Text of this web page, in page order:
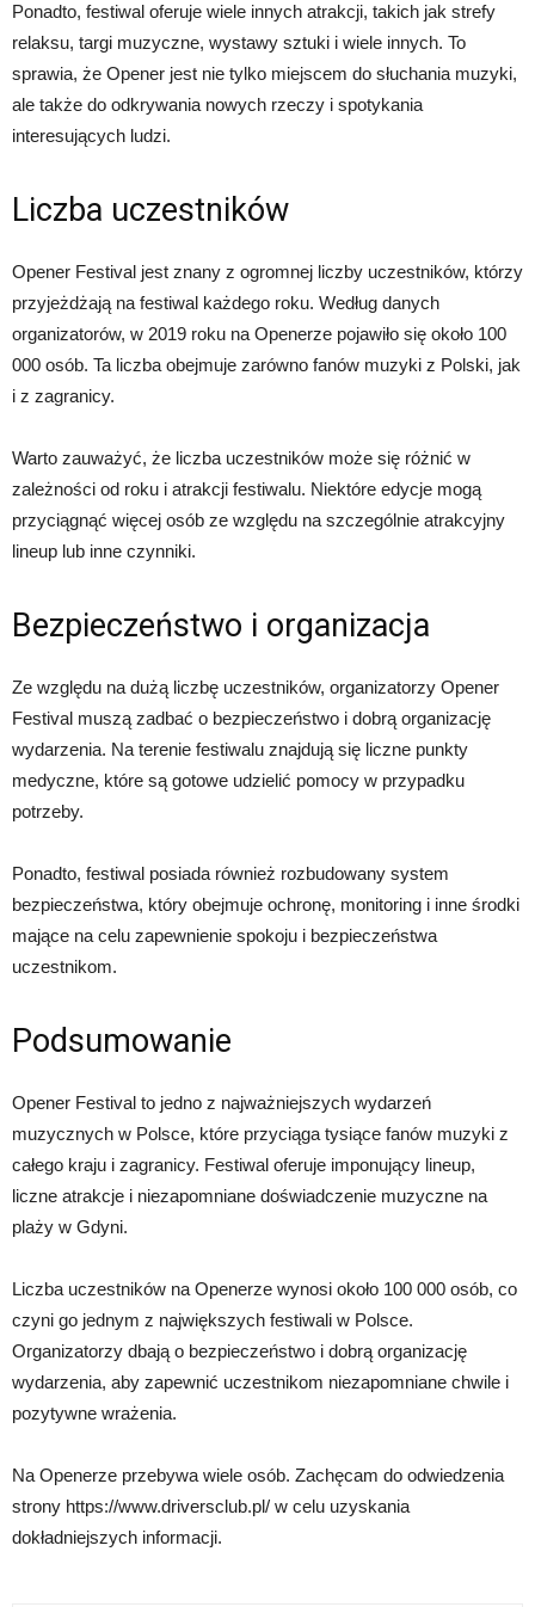
Ponadto, festiwal oferuje wiele innych atrakcji, takich jak strefy
relaksu, targi muzyczne, wystawy sztuki i wiele innych. To
sprawia, że Opener jest nie tylko miejscem do słuchania muzyki,
ale także do odkrywania nowych rzeczy i spotykania
interesujących ludzi.
Liczba uczestników
Opener Festival jest znany z ogromnej liczby uczestników, którzy
przyjeżdżają na festiwal każdego roku. Według danych
organizatorów, w 2019 roku na Openerze pojawiło się około 100
000 osób. Ta liczba obejmuje zarówno fanów muzyki z Polski, jak
i z zagranicy.
Warto zauważyć, że liczba uczestników może się różnić w
zależności od roku i atrakcji festiwalu. Niektóre edycje mogą
przyciągnąć więcej osób ze względu na szczególnie atrakcyjny
lineup lub inne czynniki.
Bezpieczeństwo i organizacja
Ze względu na dużą liczbę uczestników, organizatorzy Opener
Festival muszą zadbać o bezpieczeństwo i dobrą organizację
wydarzenia. Na terenie festiwalu znajdują się liczne punkty
medyczne, które są gotowe udzielić pomocy w przypadku
potrzeby.
Ponadto, festiwal posiada również rozbudowany system
bezpieczeństwa, który obejmuje ochronę, monitoring i inne środki
mające na celu zapewnienie spokoju i bezpieczeństwa
uczestnikom.
Podsumowanie
Opener Festival to jedno z najważniejszych wydarzeń
muzycznych w Polsce, które przyciąga tysiące fanów muzyki z
całego kraju i zagranicy. Festiwal oferuje imponujący lineup,
liczne atrakcje i niezapomniane doświadczenie muzyczne na
plaży w Gdyni.
Liczba uczestników na Openerze wynosi około 100 000 osób, co
czyni go jednym z największych festiwali w Polsce.
Organizatorzy dbają o bezpieczeństwo i dobrą organizację
wydarzenia, aby zapewnić uczestnikom niezapomniane chwile i
pozytywne wrażenia.
Na Openerze przebywa wiele osób. Zachęcam do odwiedzenia
strony https://www.driversclub.pl/ w celu uzyskania
dokładniejszych informacji.